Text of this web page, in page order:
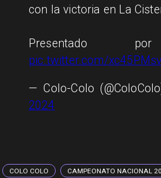
con la victoria en La
Presentado
pic.twitter.com/
— Colo-Colo
2024
COLO COLO CAMPEONATO NACIONAL